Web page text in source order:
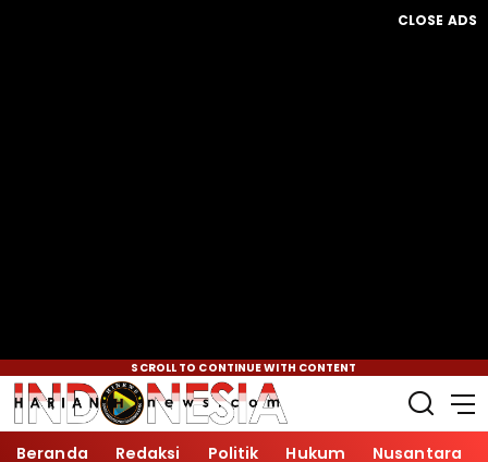
CLOSE ADS
SCROLL TO CONTINUE WITH CONTENT
Beranda Redaksi Politik Hukum Nusantara